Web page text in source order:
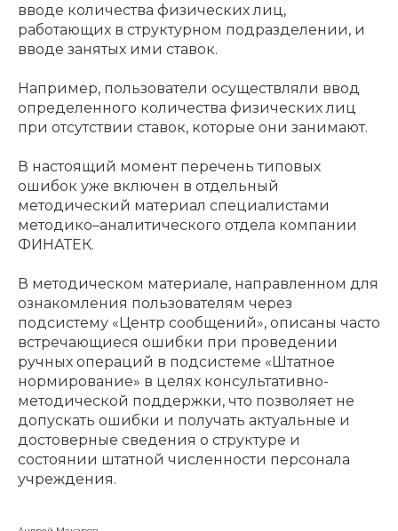
вводе количества физических лиц,
работающих в структурном подразделении, и
вводе занятых ими ставок.
Например, пользователи осуществляли ввод
определенного количества физических лиц
при отсутствии ставок, которые они занимают.
В настоящий момент перечень типовых
ошибок уже включен в отдельный
методический материал специалистами
методико–аналитического отдела компании
ФИНАТЕК.
В методическом материале, направленном для
ознакомления пользователям через
подсистему «Центр сообщений», описаны часто
встречающиеся ошибки при проведении
ручных операций в подсистеме «Штатное
нормирование» в целях консультативно-
методической поддержки, что позволяет не
допускать ошибки и получать актуальные и
достоверные сведения о структуре и
состоянии штатной численности персонала
учреждения.